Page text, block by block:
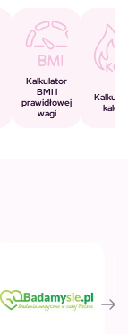
Kalkulator
BMI i
prawidłowej
wagi
kalorii